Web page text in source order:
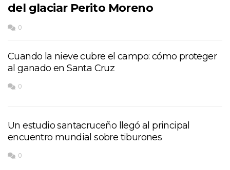
del glaciar Perito Moreno
0
Cuando la nieve cubre el campo: cómo proteger
al ganado en Santa Cruz
0
Un estudio santacruceño llegó al principal
encuentro mundial sobre tiburones
0